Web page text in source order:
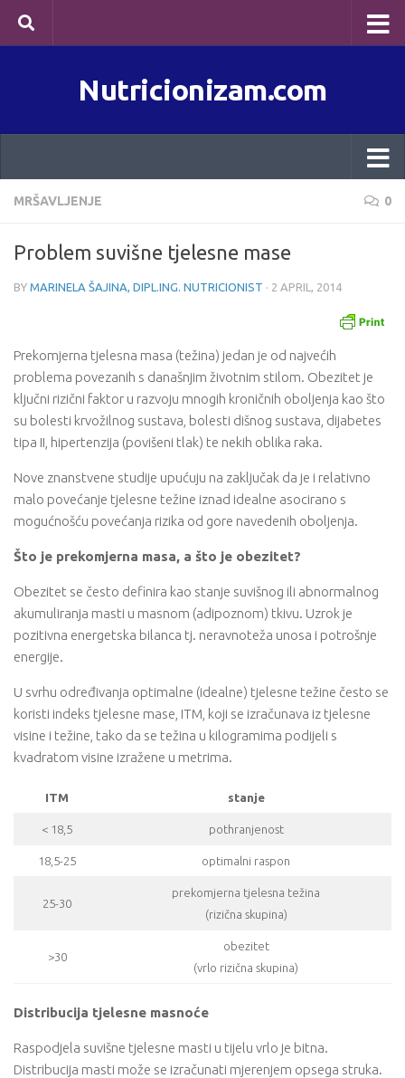
Skip to content
Nutricionizam.com
MRŠAVLJENJE 0
Problem suvišne tjelesne mase
BY MARINELA ŠAJINA, DIPL.ING. NUTRICIONIST · 2 APRIL, 2014
Prekomjerna tjelesna masa (težina) jedan je od najvećih
problema povezanih s današnjim životnim stilom. Obezitet je
ključni rizični faktor u razvoju mnogih kroničnih oboljenja kao što
su bolesti krvožilnog sustava, bolesti dišnog sustava, dijabetes
tipa II, hipertenzija (povišeni tlak) te nekih oblika raka.
Nove znanstvene studije upućuju na zaključak da je i relativno
malo povećanje tjelesne težine iznad idealne asocirano s
mogućnošću povećanja rizika od gore navedenih oboljenja.
Što je prekomjerna masa, a što je obezitet?
Obezitet se često definira kao stanje suvišnog ili abnormalnog
akumuliranja masti u masnom (adipoznom) tkivu. Uzrok je
pozitivna energetska bilanca tj. neravnoteža unosa i potrošnje
energije.
U svrhu određivanja optimalne (idealne) tjelesne težine često se
koristi indeks tjelesne mase, ITM, koji se izračunava iz tjelesne
visine i težine, tako da se težina u kilogramima podijeli s
kvadratom visine izražene u metrima.
ITM stanje
< 18,5 pothranjenost
18,5-25 optimalni raspon
25-30
prekomjerna tjelesna težina
(rizična skupina)
>30
obezitet
(vrlo rizična skupina)
Distribucija tjelesne masnoće
Raspodjela suvišne tjelesne masti u tijelu vrlo je bitna.
Distribucija masti može se izračunati mjerenjem opsega struka.